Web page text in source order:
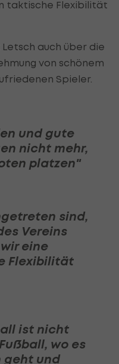
taktische Flexibilität
auch über die
von schönem
Spieler.
und gute
nicht mehr,
platzen"
sind,
Vereins
eine
Flexibilität
ist nicht
wo es
geht und